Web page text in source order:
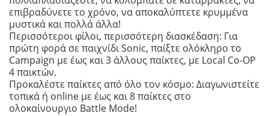
επιβραδύνετε το χρόνο, να αποκαλύπτετε κρυμμένα
μυστικά και πολλά άλλα!
Περισσότεροι φίλοι, περισσότερη διασκέδαση: Για
πρώτη φορά σε παιχνίδι Sonic, παίξτε ολόκληρο το
Campaign με έως και 3 άλλους παίκτες, με Local Co-OP
4 παικτών.
Προκαλέστε παίκτες από όλο τον κόσμο: Διαγωνιστείτε
τοπικά ή online με έως και 8 παίκτες στο
ολοκαίνουργιο Battle Mode!